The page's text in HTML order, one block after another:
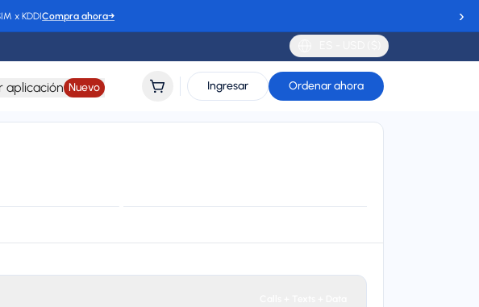
x KDDICompra ahora→ ›
aplicación Nuevo Ingresar Ordenar ahora